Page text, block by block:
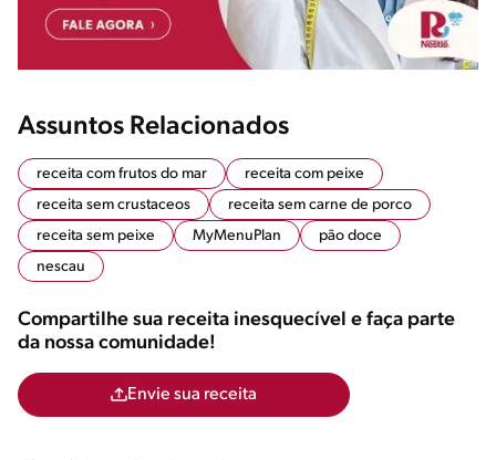
Assuntos Relacionados
receita com frutos do mar
receita com peixe
receita sem crustaceos
receita sem carne de porco
receita sem peixe
MyMenuPlan
pão doce
nescau
Compartilhe sua receita inesquecível e faça parte
da nossa comunidade!
Envie sua receita